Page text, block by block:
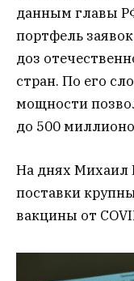
данным главы
портфель
доз
стран. По его
мощности
до 500
На днях Михаил
поставки
вакцины от